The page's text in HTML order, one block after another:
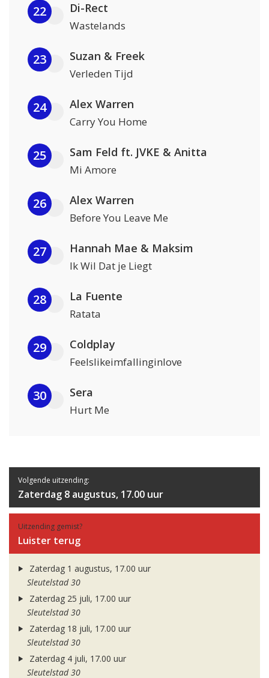
22 Di-Rect
Wastelands
23 Suzan & Freek
Verleden Tijd
24 Alex Warren
Carry You Home
25 Sam Feld ft. JVKE & Anitta
Mi Amore
26 Alex Warren
Before You Leave Me
27 Hannah Mae & Maksim
Ik Wil Dat je Liegt
28 La Fuente
Ratata
29 Coldplay
Feelslikeimfallinginlove
30 Sera
Hurt Me
Volgende uitzending:
Zaterdag 8 augustus, 17.00 uur
Uitzending gemist?
Luister terug
Zaterdag 1 augustus, 17.00 uur
Sleutelstad 30
Zaterdag 25 juli, 17.00 uur
Sleutelstad 30
Zaterdag 18 juli, 17.00 uur
Sleutelstad 30
Zaterdag 4 juli, 17.00 uur
Sleutelstad 30